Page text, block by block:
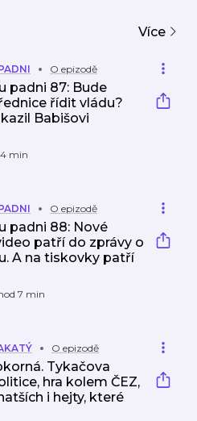
Více
O epizodě
padni 87: Bude
řídit vládu?
Babišovi
min
O epizodě
padni 88: Nové
patří do zprávy o
A na tiskovky patří
7 min
O epizodě
Tykačova
hra kolem ČEZ,
i hejty, které